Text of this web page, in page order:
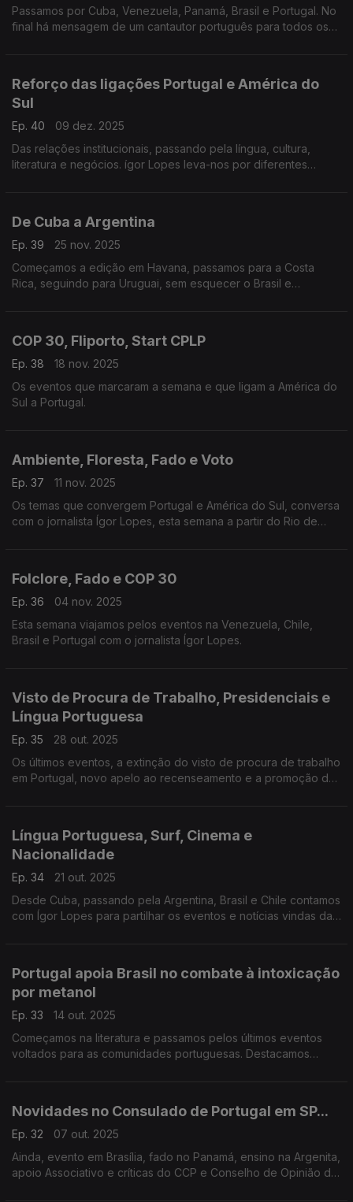
Passamos por Cuba, Venezuela, Panamá, Brasil e Portugal. No
final há mensagem de um cantautor português para todos os
Reforço das ligações Portugal e América do
Sul
Ep. 40
09 dez. 2025
Das relações institucionais, passando pela língua, cultura,
literatura e negócios. ígor Lopes leva-nos por diferentes
De Cuba a Argentina
Ep. 39
25 nov. 2025
Começamos a edição em Havana, passamos para a Costa
Rica, seguindo para Uruguai, sem esquecer o Brasil e
COP 30, Fliporto, Start CPLP
Ep. 38
18 nov. 2025
Os eventos que marcaram a semana e que ligam a América do
Sul a Portugal.
Ambiente, Floresta, Fado e Voto
Ep. 37
11 nov. 2025
Os temas que convergem Portugal e América do Sul, conversa
com o jornalista Ígor Lopes, esta semana a partir do Rio de
Folclore, Fado e COP 30
Ep. 36
04 nov. 2025
Esta semana viajamos pelos eventos na Venezuela, Chile,
Brasil e Portugal com o jornalista Ígor Lopes.
Visto de Procura de Trabalho, Presidenciais e
Língua Portuguesa
Ep. 35
28 out. 2025
Os últimos eventos, a extinção do visto de procura de trabalho
em Portugal, novo apelo ao recenseamento e a promoção da
Língua Portuguesa, Surf, Cinema e
Nacionalidade
Ep. 34
21 out. 2025
Desde Cuba, passando pela Argentina, Brasil e Chile contamos
com Ígor Lopes para partilhar os eventos e notícias vindas da
Portugal apoia Brasil no combate à intoxicação
por metanol
Ep. 33
14 out. 2025
Começamos na literatura e passamos pelos últimos eventos
voltados para as comunidades portuguesas. Destacamos
Novidades no Consulado de Portugal em SP...
Ep. 32
07 out. 2025
Ainda, evento em Brasília, fado no Panamá, ensino na Argenita,
apoio Associativo e críticas do CCP e Conselho de Opinião da